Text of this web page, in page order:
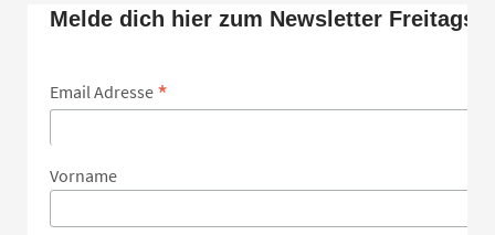
Melde dich hier zum Newsletter Freitags
Email Adresse *
Vorname